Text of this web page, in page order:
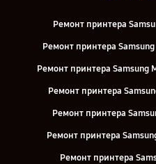
Ремонт принтера
Ремонт принтера
Ремонт принтера Samsung
Ремонт принтера
Ремонт принтера
Ремонт принтера
Ремонт принтера